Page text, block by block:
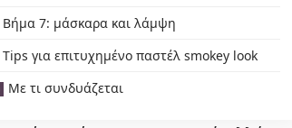
Βήμα 7: μάσκαρα και λάμψη
Tips για επιτυχημένο παστέλ smokey look
Με τι συνδυάζεται